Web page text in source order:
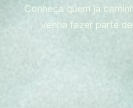
Conheça quem já
venha fazer parte